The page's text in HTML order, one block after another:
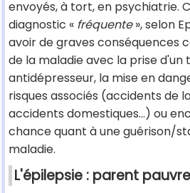
envoyés, à tort, en psychiatrie.
diagnostic « fréquente», selon
avoir de graves conséquences
de la maladie avec la prise
antidépresseur, la mise en
risques associés (accidents de
accidents domestiques...) ou
chance quant à une guérison/
maladie.
L'épilepsie : parent